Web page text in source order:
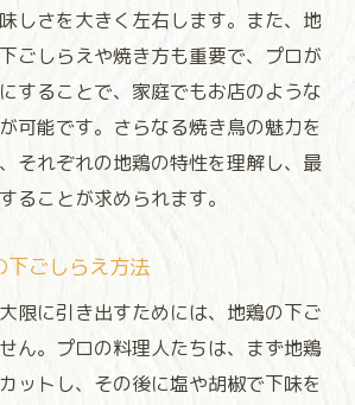
しさを大きく左右します。また、地
ごしらえや焼き方も重要で、プロが
することで、家庭でもお店のような
可能です。さらなる焼き鳥の魅力を
それぞれの地鶏の特性を理解し、最
ることが求められます。
下ごしらえ方法
限に引き出すためには、地鶏の下ご
ん。プロの料理人たちは、まず地鶏
ットし、その後に塩や胡椒で下味を